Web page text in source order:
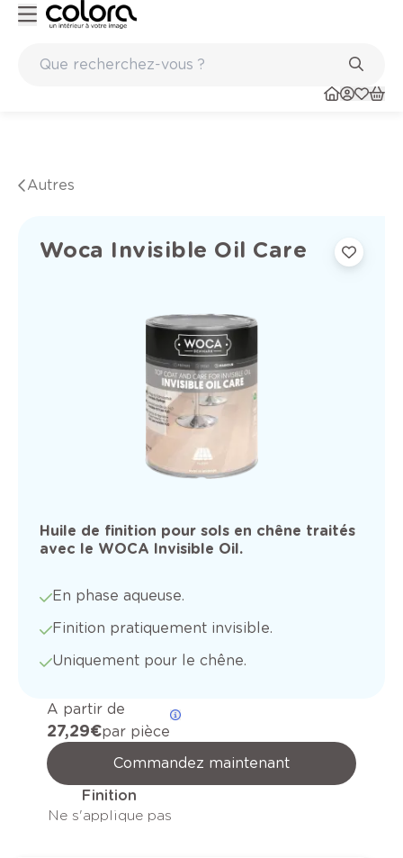
Autres
Woca Invisible Oil Care
Huile de finition pour sols en chêne traités
avec le WOCA Invisible Oil.
En phase aqueuse.
Finition pratiquement invisible.
Uniquement pour le chêne.
A partir de
27,29 €par pièce
Commandez maintenant
Finition
Ne s'applique pas